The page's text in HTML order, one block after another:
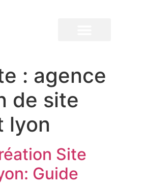
: agence
de site
lyon
Site
Guide